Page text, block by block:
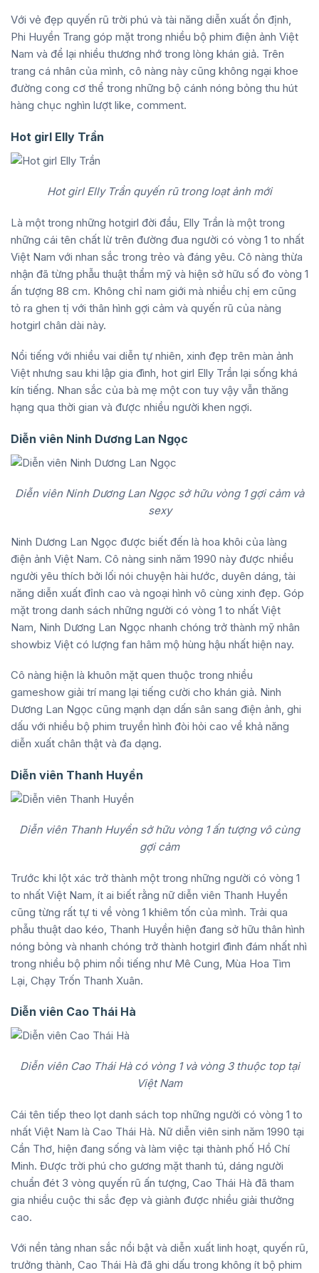
Với vẻ đẹp quyến rũ trời phú và tài năng diễn xuất ổn định,
Phi Huyền Trang góp mặt trong nhiều bộ phim điện ảnh Việt
Nam và để lại nhiều thương nhớ trong lòng khán giả. Trên
trang cá nhân của mình, cô nàng này cũng không ngại khoe
đường cong cơ thể trong những bộ cánh nóng bỏng thu hút
hàng chục nghìn lượt like, comment.
Hot girl Elly Trần
Hot girl Elly Trần quyến rũ trong loạt ảnh mới
Là một trong những hotgirl đời đầu, Elly Trần là một trong
những cái tên chất lừ trên đường đua người có vòng 1 to nhất
Việt Nam với nhan sắc trong trẻo và đáng yêu. Cô nàng thừa
nhận đã từng phẫu thuật thẩm mỹ và hiện sở hữu số đo vòng 1
ấn tượng 88 cm. Không chỉ nam giới mà nhiều chị em cũng
tỏ ra ghen tị với thân hình gợi cảm và quyến rũ của nàng
hotgirl chân dài này.
Nổi tiếng với nhiều vai diễn tự nhiên, xinh đẹp trên màn ảnh
Việt nhưng sau khi lập gia đình, hot girl Elly Trần lại sống khá
kín tiếng. Nhan sắc của bà mẹ một con tuy vậy vẫn thăng
hạng qua thời gian và được nhiều người khen ngợi.
Diễn viên Ninh Dương Lan Ngọc
Diễn viên Ninh Dương Lan Ngọc sở hữu vòng 1 gợi cảm và
sexy
Ninh Dương Lan Ngọc được biết đến là hoa khôi của làng
điện ảnh Việt Nam. Cô nàng sinh năm 1990 này được nhiều
người yêu thích bởi lối nói chuyện hài hước, duyên dáng, tài
năng diễn xuất đỉnh cao và ngoại hình vô cùng xinh đẹp. Góp
mặt trong danh sách những người có vòng 1 to nhất Việt
Nam, Ninh Dương Lan Ngọc nhanh chóng trở thành mỹ nhân
showbiz Việt có lượng fan hâm mộ hùng hậu nhất hiện nay.
Cô nàng hiện là khuôn mặt quen thuộc trong nhiều
gameshow giải trí mang lại tiếng cười cho khán giả. Ninh
Dương Lan Ngọc cũng mạnh dạn dấn sân sang điện ảnh, ghi
dấu với nhiều bộ phim truyền hình đòi hỏi cao về khả năng
diễn xuất chân thật và đa dạng.
Diễn viên Thanh Huyền
Diễn viên Thanh Huyền sở hữu vòng 1 ấn tượng vô cùng
gợi cảm
Trước khi lột xác trở thành một trong những người có vòng 1
to nhất Việt Nam, ít ai biết rằng nữ diễn viên Thanh Huyền
cũng từng rất tự ti về vòng 1 khiêm tốn của mình. Trải qua
phẫu thuật dao kéo, Thanh Huyền hiện đang sở hữu thân hình
nóng bỏng và nhanh chóng trở thành hotgirl đình đám nhất nhì
trong nhiều bộ phim nổi tiếng như Mê Cung, Mùa Hoa Tìm
Lại, Chạy Trốn Thanh Xuân.
Diễn viên Cao Thái Hà
Diễn viên Cao Thái Hà có vòng 1 và vòng 3 thuộc top tại
Việt Nam
Cái tên tiếp theo lọt danh sách top những người có vòng 1 to
nhất Việt Nam là Cao Thái Hà. Nữ diễn viên sinh năm 1990 tại
Cần Thơ, hiện đang sống và làm việc tại thành phố Hồ Chí
Minh. Được trời phú cho gương mặt thanh tú, dáng người
chuẩn đét 3 vòng quyến rũ ấn tượng, Cao Thái Hà đã tham
gia nhiều cuộc thi sắc đẹp và giành được nhiều giải thưởng
cao.
Với nền tảng nhan sắc nổi bật và diễn xuất linh hoạt, quyến rũ,
trưởng thành, Cao Thái Hà đã ghi dấu trong không ít bộ phim